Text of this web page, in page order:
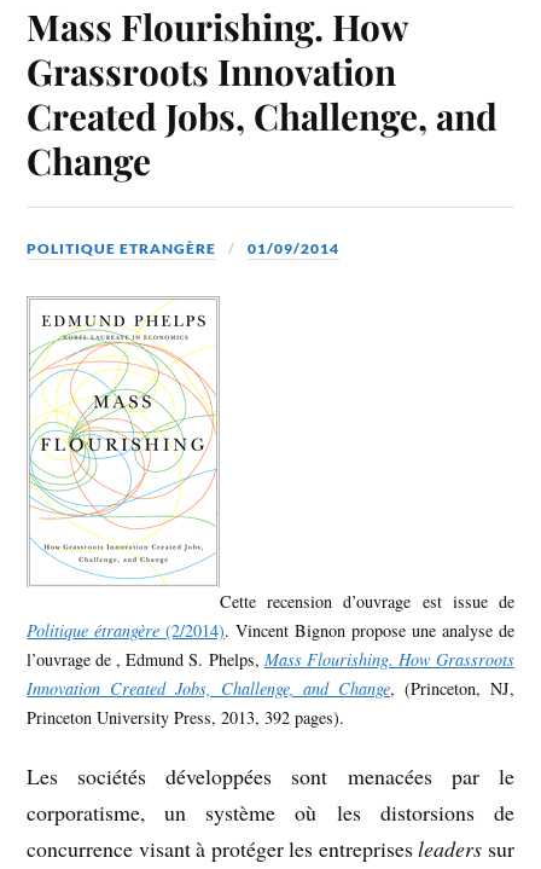
Mass Flourishing. How
Grassroots Innovation
Created Jobs, Challenge, and
Change
POLITIQUE ETRANGÈRE 01/09/2014
Cette recension d’ouvrage est issue de
Politique étrangère (2/2014). Vincent Bignon propose une analyse de
l’ouvrage de , Edmund S. Phelps, Mass Flourishing. How Grassroots
Innovation Created Jobs, Challenge, and Change, (Princeton, NJ,
Princeton University Press, 2013, 392 pages).
Les sociétés développées sont menacées par le
corporatisme, un système où les distorsions de
concurrence visant à protéger les entreprisesleaders sur